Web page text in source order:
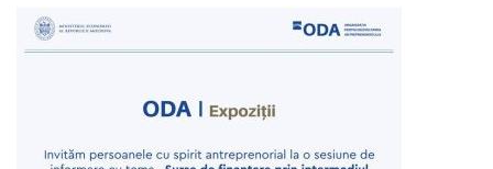
Plăți
salariale
Întreprinderi